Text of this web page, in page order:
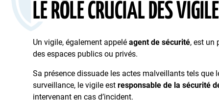
LE RÔLE CRUCIAL DES
Un vigile, également appeléagent de sécurité, est un
des espaces publics ou privés.
Sa présence dissuade les actes malveillants tels
surveillance, le vigile estresponsable de la sécurité
intervenant en cas d’incident.